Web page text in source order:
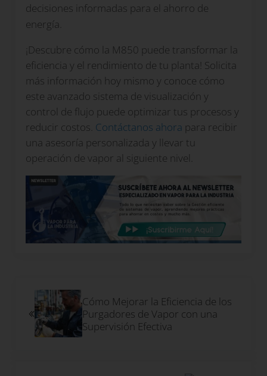
decisiones informadas para el ahorro de
energía.
¡Descubre cómo la M850 puede transformar la
eficiencia y el rendimiento de tu planta! Solicita
más información hoy mismo y conoce cómo
este avanzado sistema de visualización y
control de flujo puede optimizar tus procesos y
reducir costos. Contáctanos ahora para recibir
una asesoría personalizada y llevar tu
operación de vapor al siguiente nivel.
Cómo Mejorar la Eficiencia de los
Purgadores de Vapor con una
Supervisión Efectiva